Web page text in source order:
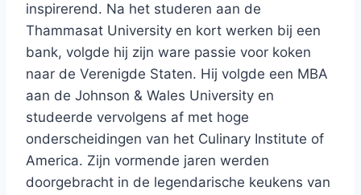
inspirerend. Na het studeren aan de
Thammasat University en kort werken bij een
bank, volgde hij zijn ware passie voor koken
naar de Verenigde Staten. Hij volgde een MBA
aan de Johnson & Wales University en
studeerde vervolgens af met hoge
onderscheidingen van het Culinary Institute of
America. Zijn vormende jaren werden
doorgebracht in de legendarische keukens van